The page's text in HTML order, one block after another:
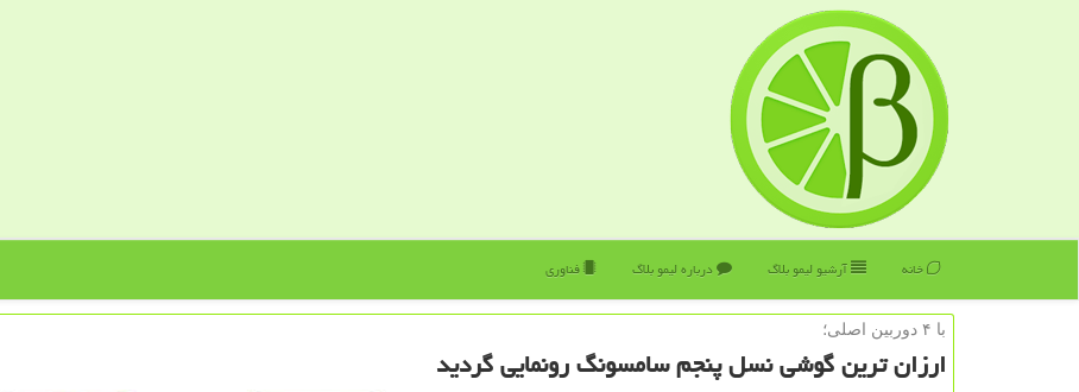
خانه آرشیو لیمو بلاگ درباره لیمو بلاگ فناوری
با ۴ دوربین اصلی؛
ارزان ترین گوشی نسل پنجم سامسونگ رونمایی گردید